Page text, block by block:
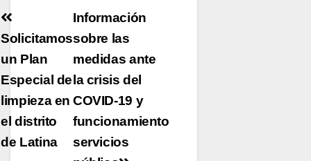
Navegación
de
entradas
Información
sobre las
medidas ante
la crisis del
COVID-19 y
funcionamiento
servicios
Solicitamos
un Plan
Especial de
limpieza en
el distrito
de Latina